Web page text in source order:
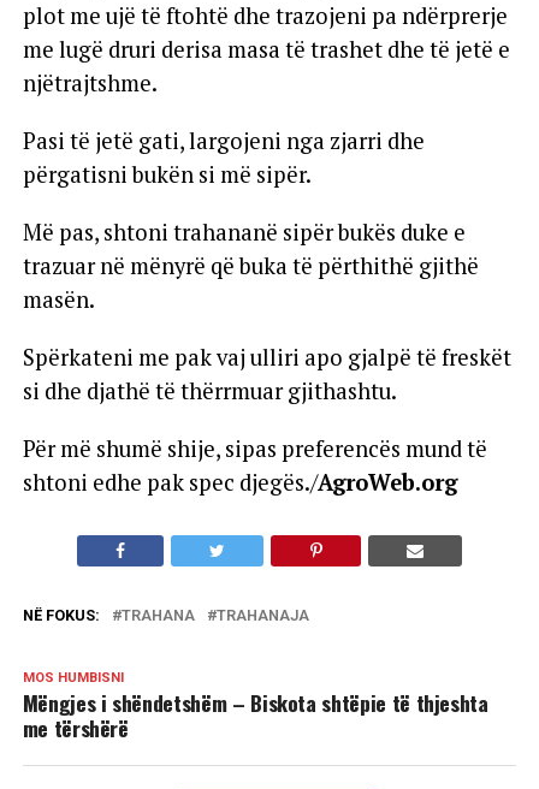
plot me ujë të ftohtë dhe trazojeni pa ndërprerje
me lugë druri derisa masa të trashet dhe të jetë e
njëtrajtshme.
Pasi të jetë gati, largojeni nga zjarri dhe
përgatisni bukën si më sipër.
Më pas, shtoni trahananë sipër bukës duke e
trazuar në mënyrë që buka të përthithë gjithë
masën.
Spërkateni me pak vaj ulliri apo gjalpë të freskët
si dhe djathë të thërrmuar gjithashtu.
Për më shumë shije, sipas preferencës mund të
shtoni edhe pak spec djegës./AgroWeb.org
NË FOKUS: TRAHANA TRAHANAJA
MOS HUMBISNI
Mëngjes i shëndetshëm – Biskota shtëpie të thjeshta
me tërshërë